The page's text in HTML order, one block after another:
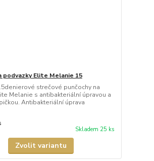
podvazky Elite Melanie 15
strečové punčochy na
Melanie s antibakteriální úpravou a
Antibakteriální úprava
Skladem 25 ks
Zvolit variantu